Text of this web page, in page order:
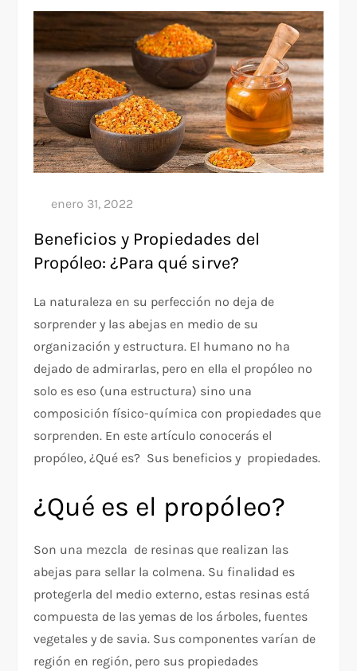
Beneficios y Propiedades del
Propóleo: ¿Para qué sirve?
La naturaleza en su perfección no deja de
sorprender y las abejas en medio de su
organización y estructura. El humano no ha
dejado de admirarlas, pero en ella el propóleo no
solo es eso (una estructura) sino una
composición físico-química con propiedades que
sorprenden. En este artículo conocerás el
propóleo, ¿Qué es? Sus beneficios y propiedades.
¿Qué es el propóleo?
Son una mezcla de resinas que realizan las
abejas para sellar la colmena. Su finalidad es
protegerla del medio externo, estas resinas está
compuesta de las yemas de los árboles, fuentes
vegetales y de savia. Sus componentes varían de
región en región, pero sus propiedades